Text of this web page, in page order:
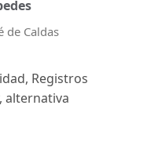
de Caldas
Registros
alternativa